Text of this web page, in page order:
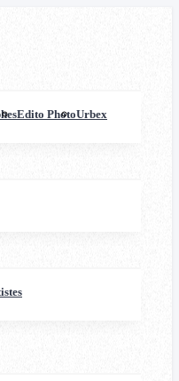
Edito PhotoUrbex